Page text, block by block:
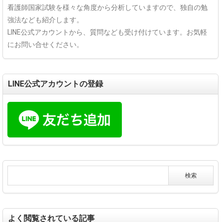
看護師国家試験を様々な角度から分析していますので、独自の勉
強法なども紹介します。
LINE公式アカウントから、質問なども受け付けています。お気軽
にお問い合せください。
LINE公式アカウントの登録
よく閲覧されている記事